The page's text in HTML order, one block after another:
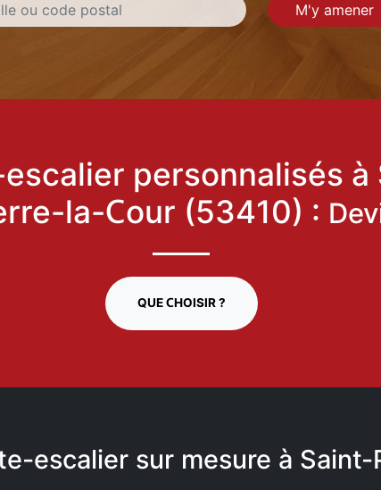
M'y amener
personnalisés à
la-Cour (53410) :
QUE CHOISIR ?
escalier sur mesure à